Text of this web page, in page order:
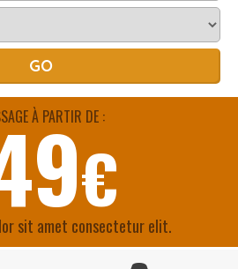
GO
À PARTIR DE :
€
sit amet consectetur elit.